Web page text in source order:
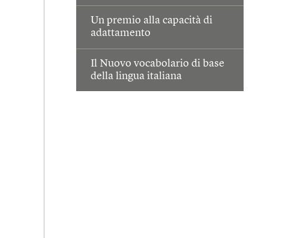
Un premio alla capacità di
adattamento
Il Nuovo vocabolario di base
della lingua italiana